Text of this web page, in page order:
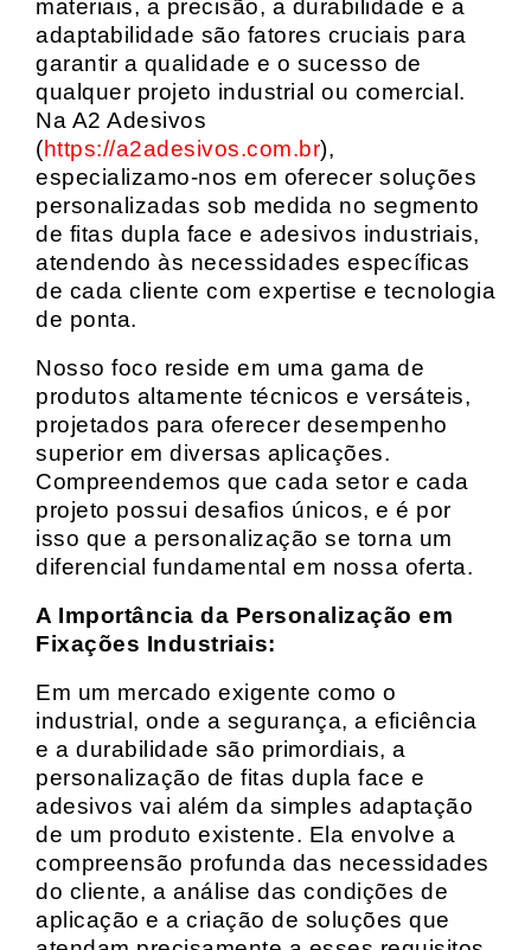
materiais, a precisão, a durabilidade e a
adaptabilidade são fatores cruciais para
garantir a qualidade e o sucesso de
qualquer projeto industrial ou comercial.
Na A2 Adesivos
(https://a2adesivos.com.br),
especializamo-nos em oferecer soluções
personalizadas sob medida no segmento
de fitas dupla face e adesivos industriais,
atendendo às necessidades específicas
de cada cliente com expertise e tecnologia
de ponta.
Nosso foco reside em uma gama de
produtos altamente técnicos e versáteis,
projetados para oferecer desempenho
superior em diversas aplicações.
Compreendemos que cada setor e cada
projeto possui desafios únicos, e é por
isso que a personalização se torna um
diferencial fundamental em nossa oferta.
A Importância da Personalização em
Fixações Industriais:
Em um mercado exigente como o
industrial, onde a segurança, a eficiência
e a durabilidade são primordiais, a
personalização de fitas dupla face e
adesivos vai além da simples adaptação
de um produto existente. Ela envolve a
compreensão profunda das necessidades
do cliente, a análise das condições de
aplicação e a criação de soluções que